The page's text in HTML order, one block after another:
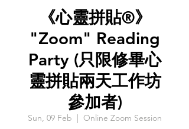
《心靈拼貼®️》
"Zoom" Reading
Party (只限修畢心
靈拼貼兩天工作坊
參加者)
Sun, 09 Feb
  |
Online Zoom Session